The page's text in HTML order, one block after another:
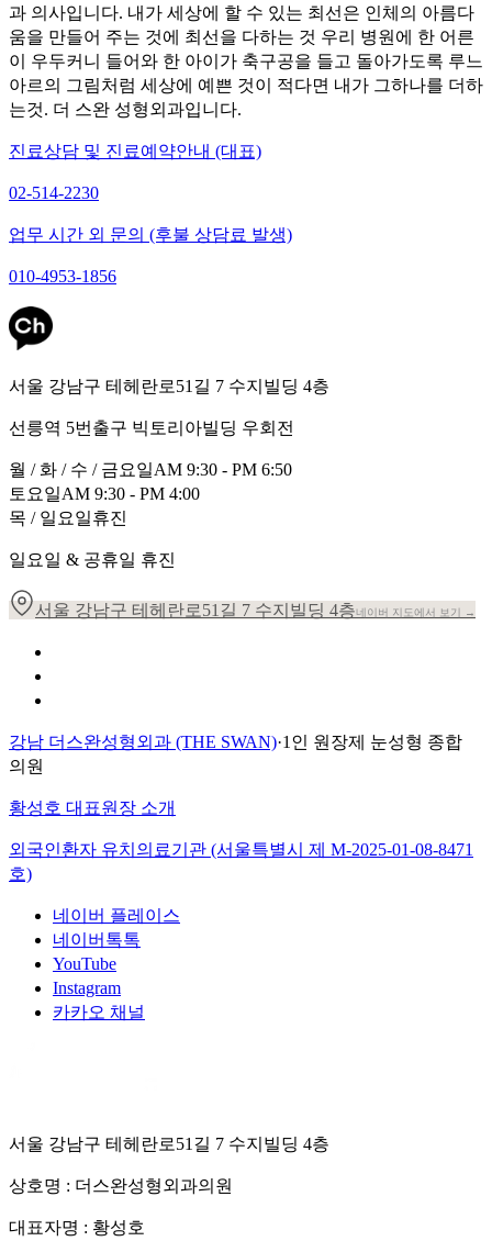
과 의사입니다. 내가 세상에 할 수 있는 최선은 인체의 아름다
움을 만들어 주는 것에 최선을 다하는 것 우리 병원에 한 어른
이 우두커니 들어와 한 아이가 축구공을 들고 돌아가도록 루느
아르의 그림처럼 세상에 예쁜 것이 적다면 내가 그하나를 더하
는것. 더 스완 성형외과입니다.
진료상담 및 진료예약안내 (대표)
02-514-2230
업무 시간 외 문의 (후불 상담료 발생)
010-4953-1856
서울 강남구 테헤란로51길 7 수지빌딩 4층
선릉역 5번출구 빅토리아빌딩 우회전
월 / 화 / 수 / 금요일AM 9:30 - PM 6:50
토요일AM 9:30 - PM 4:00
목 / 일요일휴진
일요일 & 공휴일 휴진
서울 강남구 테헤란로51길 7 수지빌딩 4층네이버 지도에서 보기 →
강남 더스완성형외과 (THE SWAN)·1인 원장제 눈성형 종합
의원
황성호 대표원장 소개
외국인환자 유치의료기관 (서울특별시 제 M-2025-01-08-8471
호)
네이버 플레이스
네이버톡톡
YouTube
Instagram
카카오 채널
서울 강남구 테헤란로51길 7 수지빌딩 4층
상호명 : 더스완성형외과의원
대표자명 : 황성호